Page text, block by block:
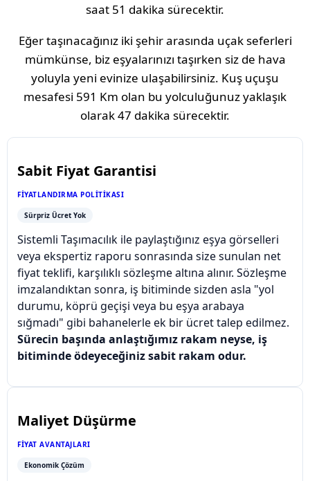
saat 51 dakika sürecektir.
Eğer taşınacağınız iki şehir arasında uçak seferleri
mümkünse, biz eşyalarınızı taşırken siz de hava
yoluyla yeni evinize ulaşabilirsiniz. Kuş uçuşu
mesafesi 591 Km olan bu yolculuğunuz yaklaşık
olarak47 dakika sürecektir.
Sabit Fiyat Garantisi
FIYATLANDIRMA POLITIKASI
Sürpriz Ücret Yok
Sistemli Taşımacılık ile paylaştığınız eşya görselleri
veya ekspertiz raporu sonrasında size sunulan net
fiyat teklifi, karşılıklı sözleşme altına alınır. Sözleşme
imzalandıktan sonra, iş bitiminde sizden asla "yol
durumu, köprü geçişi veya bu eşya arabaya
sığmadı" gibi bahanelerle ek bir ücret talep edilmez.
Sürecin başında anlaştığımız rakam neyse, iş
bitiminde ödeyeceğiniz sabit rakam odur.
Maliyet Düşürme
FIYAT AVANTAJLARI
Ekonomik Çözüm